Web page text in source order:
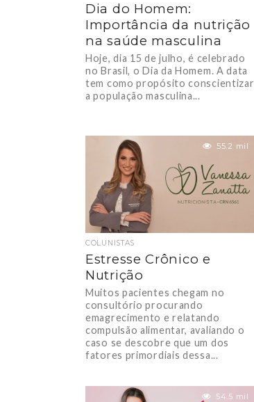
Dia do Homem:
Importância da nutrição
na saúde masculina
Hoje, dia 15 de julho, é celebrado
no Brasil, o Dia da Homem. A data
tem como propósito conscientizar
a população masculina...
55.2 mil
COLUNISTAS
Estresse Crônico e
Nutrição
Muitos pacientes chegam no
consultório procurando
emagrecimento e relatando
compulsão alimentar, avaliando o
caso se descobre que um dos
fatores primordiais dessa...
54.5 mil